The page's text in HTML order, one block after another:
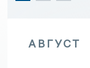
АВГУСТ